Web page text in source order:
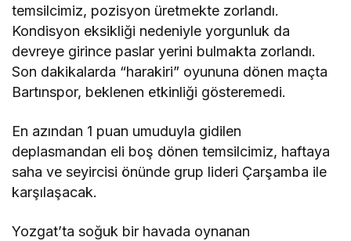
temsilcimiz, pozisyon üretmekte zorlandı.
Kondisyon eksikliği nedeniyle yorgunluk da
devreye girince paslar yerini bulmakta zorlandı.
Son dakikalarda “harakiri” oyununa dönen maçta
Bartınspor, beklenen etkinliği gösteremedi.
En azından 1 puan umuduyla gidilen
deplasmandan eli boş dönen temsilcimiz, haftaya
saha ve seyircisi önünde grup lideri Çarşamba ile
karşılaşacak.
Yozgat’ta soğuk bir havada oynanan